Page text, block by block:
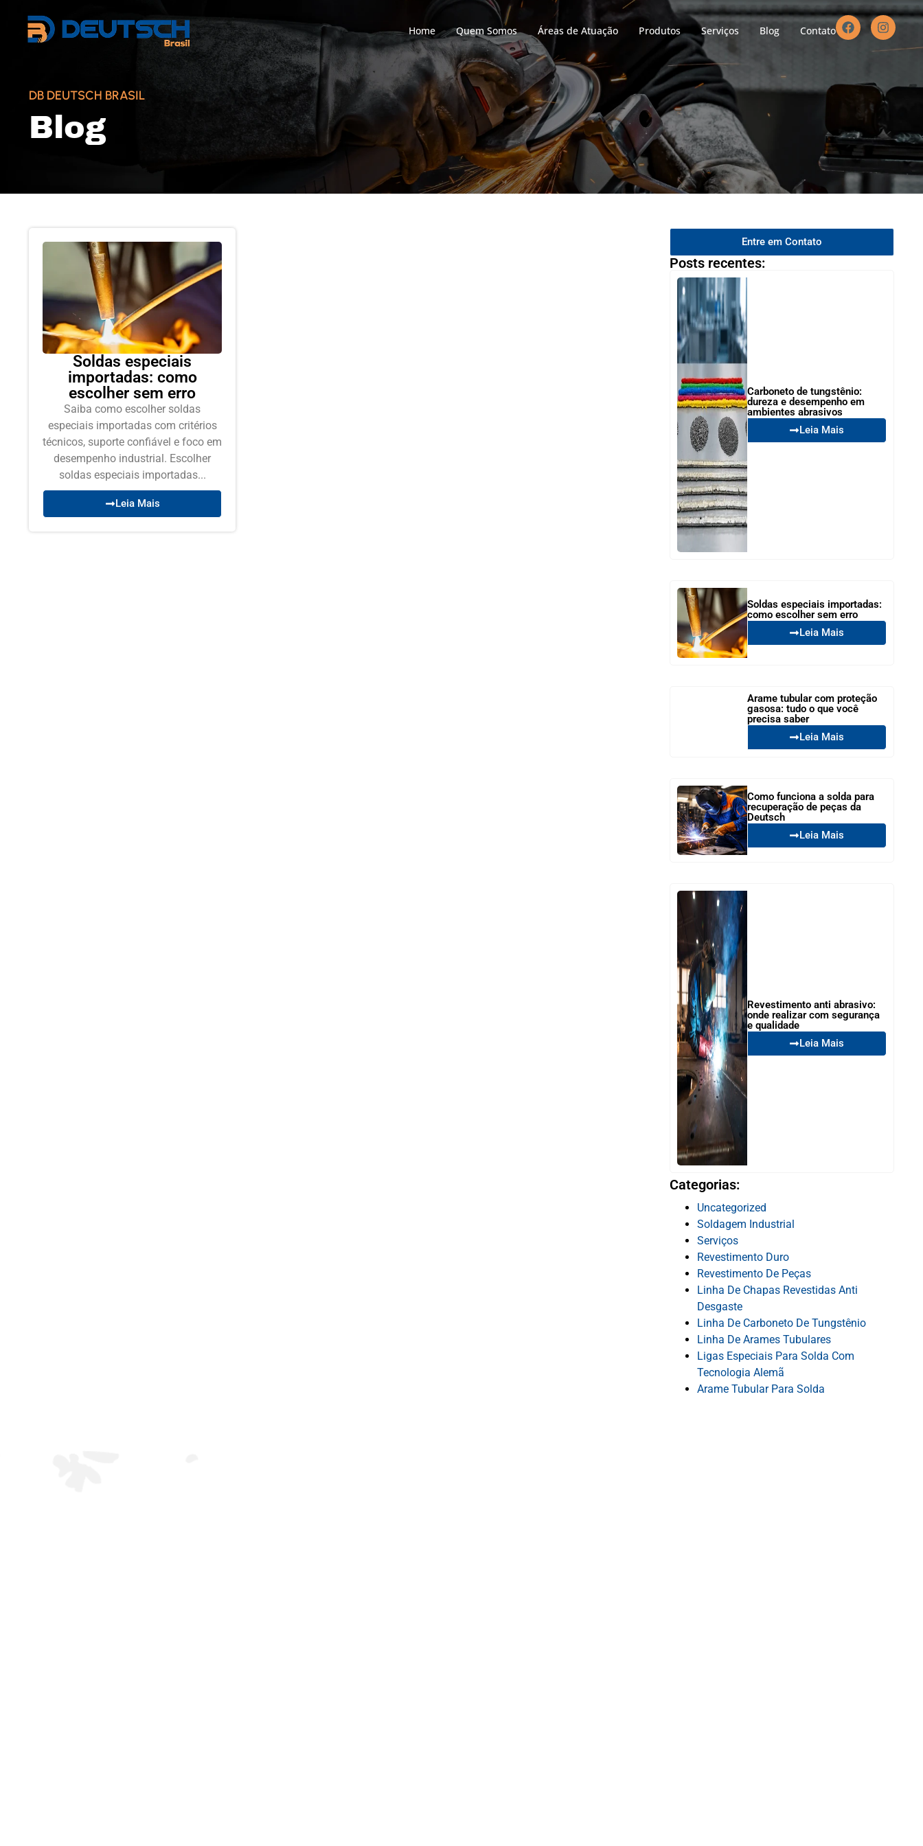
Home Quem Somos Áreas de Atuação Produtos Serviços Blog Contato
DB DEUTSCH BRASIL
Blog
Soldas especiais
importadas: como
escolher sem erro
Saiba como escolher soldas
especiais importadas com critérios
técnicos, suporte confiável e foco em
desempenho industrial. Escolher
soldas especiais importadas...
Leia Mais
Entre em Contato
Posts recentes:
Carboneto de tungstênio:
dureza e desempenho em
ambientes abrasivos
Leia Mais
Soldas especiais importadas:
como escolher sem erro
Leia Mais
Arame tubular com proteção
gasosa: tudo o que você
precisa saber
Leia Mais
Como funciona a solda para
recuperação de peças da
Deutsch
Leia Mais
Revestimento anti abrasivo:
onde realizar com segurança
e qualidade
Leia Mais
Categorias:
Uncategorized
Soldagem Industrial
Serviços
Revestimento Duro
Revestimento De Peças
Linha De Chapas Revestidas Anti
Desgaste
Linha De Carboneto De Tungstênio
Linha De Arames Tubulares
Ligas Especiais Para Solda Com
Tecnologia Alemã
Arame Tubular Para Solda